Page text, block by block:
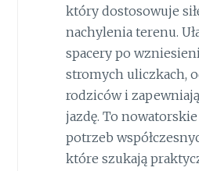
który dostosowuje
nachylenia terenu.
spacery po
stromych uliczkach,
rodziców i
jazdę. To
potrzeb
które szukają